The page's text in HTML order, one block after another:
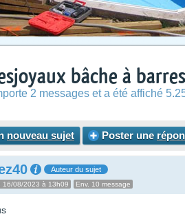
bâche à barres
2 messages et a été affiché
nouveau sujet Poster une
Auteur du sujet
16/08/2023 à 13h09 Env. 10 message